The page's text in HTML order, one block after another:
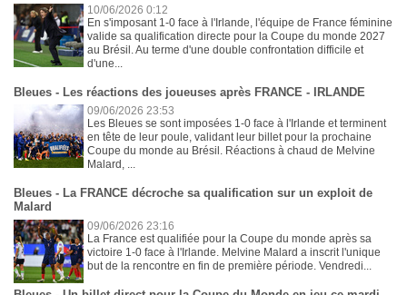
10/06/2026 0:12
En s'imposant 1-0 face à l'Irlande, l'équipe de France féminine
valide sa qualification directe pour la Coupe du monde 2027
au Brésil. Au terme d'une double confrontation difficile et
d'une...
Bleues - Les réactions des joueuses après FRANCE - IRLANDE
09/06/2026 23:53
Les Bleues se sont imposées 1-0 face à l'Irlande et terminent
en tête de leur poule, validant leur billet pour la prochaine
Coupe du monde au Brésil. Réactions à chaud de Melvine
Malard, ...
Bleues - La FRANCE décroche sa qualification sur un exploit de
Malard
09/06/2026 23:16
La France est qualifiée pour la Coupe du monde après sa
victoire 1-0 face à l'Irlande. Melvine Malard a inscrit l'unique
but de la rencontre en fin de première période. Vendredi...